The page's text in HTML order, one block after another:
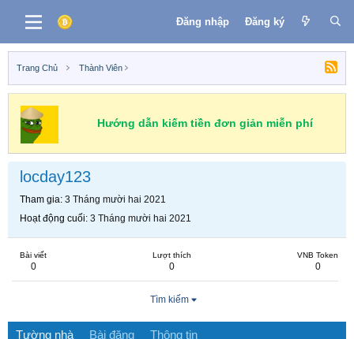
Đăng nhập Đăng ký
Trang Chủ Thành Viên
Hướng dẫn kiếm tiền đơn giản miễn phí
locday123
Tham gia 3 Tháng mười hai 2021
Hoạt động cuối 3 Tháng mười hai 2021
Bài viết
0
Lượt thích
0
VNB Token
0
Tìm kiếm
Tường nhà Bài đăng Thông tin